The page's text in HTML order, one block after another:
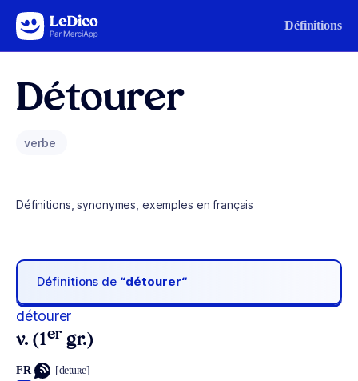
Aller au contenu Définitions
Détourer
verbe
Définitions, synonymes, exemples en français
Définitions de “détourer“
détourer
v. (1er gr.)
FR [detuʀe]